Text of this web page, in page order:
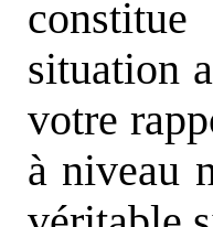
situation
votre
à niveau